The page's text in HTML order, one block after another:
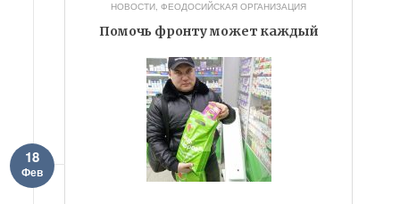
НОВОСТИ,ФЕОДОСИЙСКАЯ ОРГАНИЗАЦИЯ
Помочь фронту может каждый
18
Фев